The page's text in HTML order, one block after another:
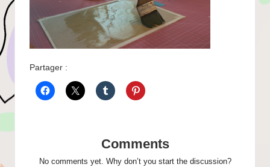
Partager :
Comments
No comments yet. Why don’t you start the discussion?